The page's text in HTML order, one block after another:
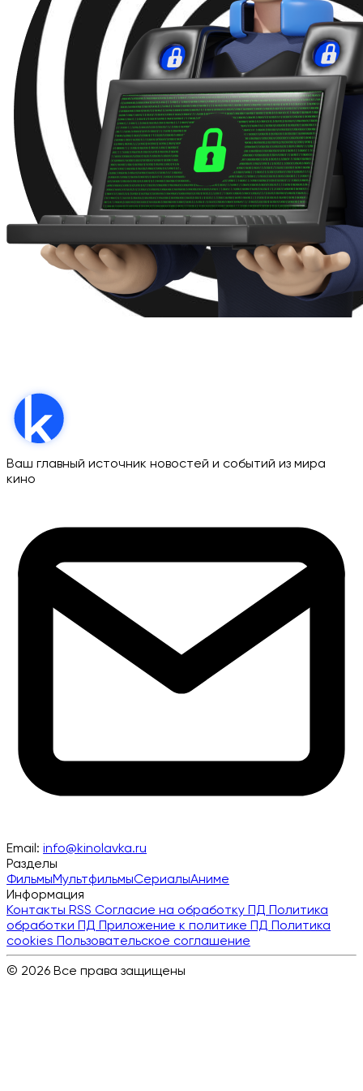
Ваш главный источник новостей и событий из мира
кино
Email: info@kinolavka.ru
Разделы
ФильмыМультфильмыСериалыАниме
Информация
Контакты RSS Согласие на обработку ПД Политика
обработки ПД Приложение к политике ПД Политика
cookies Пользовательское соглашение
© 2026 Все права защищены